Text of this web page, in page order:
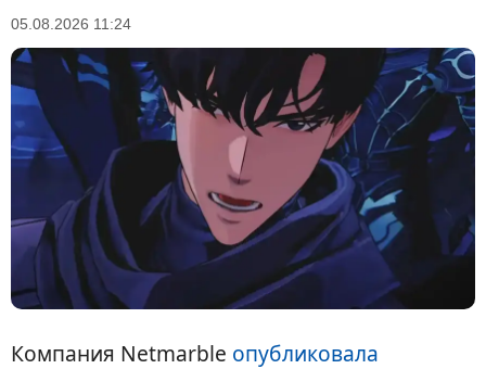
05.08.2026 11:24
Компания Netmarble опубликовала